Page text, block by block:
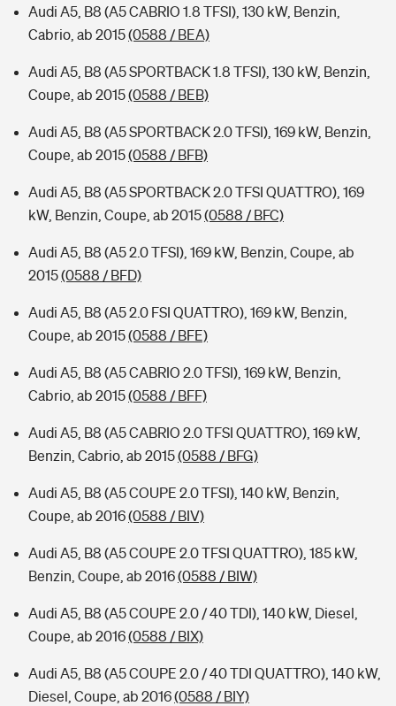
Audi A5, B8 (A5 CABRIO 1.8 TFSI), 130 kW, Benzin,
Cabrio, ab 2015(0588 / BEA)
Audi A5, B8 (A5 SPORTBACK 1.8 TFSI), 130 kW, Benzin,
Coupe, ab 2015(0588 / BEB)
Audi A5, B8 (A5 SPORTBACK 2.0 TFSI), 169 kW, Benzin,
Coupe, ab 2015(0588 / BFB)
Audi A5, B8 (A5 SPORTBACK 2.0 TFSI QUATTRO), 169
kW, Benzin, Coupe, ab 2015(0588 / BFC)
Audi A5, B8 (A5 2.0 TFSI), 169 kW, Benzin, Coupe, ab
2015(0588 / BFD)
Audi A5, B8 (A5 2.0 FSI QUATTRO), 169 kW, Benzin,
Coupe, ab 2015(0588 / BFE)
Audi A5, B8 (A5 CABRIO 2.0 TFSI), 169 kW, Benzin,
Cabrio, ab 2015(0588 / BFF)
Audi A5, B8 (A5 CABRIO 2.0 TFSI QUATTRO), 169 kW,
Benzin, Cabrio, ab 2015(0588 / BFG)
Audi A5, B8 (A5 COUPE 2.0 TFSI), 140 kW, Benzin,
Coupe, ab 2016(0588 / BIV)
Audi A5, B8 (A5 COUPE 2.0 TFSI QUATTRO), 185 kW,
Benzin, Coupe, ab 2016(0588 / BIW)
Audi A5, B8 (A5 COUPE 2.0 / 40 TDI), 140 kW, Diesel,
Coupe, ab 2016(0588 / BIX)
Audi A5, B8 (A5 COUPE 2.0 / 40 TDI QUATTRO), 140 kW,
Diesel, Coupe, ab 2016(0588 / BIY)